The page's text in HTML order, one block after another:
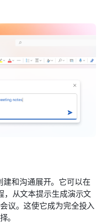
和沟通展开。它可以在
从文本提示生成演示文
议。这使它成为完全投入
。